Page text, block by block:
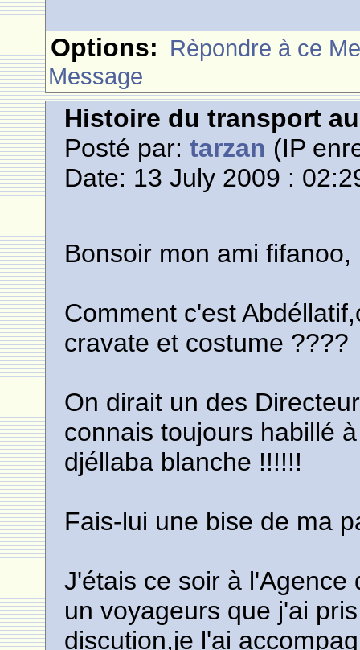
Options: Rèpondre à ce
Message
Histoire du transport
Posté par:tarzan (IP
Date: 13 July 2009 :
Bonsoir mon ami fifanoo,
Comment c'est
cravate et costume ????
On dirait un des
connais toujours habillé
djéllaba blanche !!!!!!
Fais-lui une bise de ma
J'étais ce soir à l'Agence
un voyageurs que j'ai
discution,je l'ai